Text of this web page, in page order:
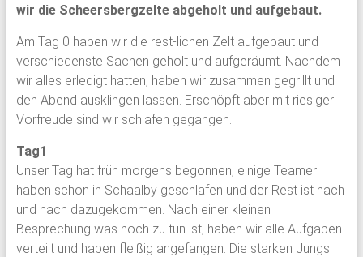
wir die Scheersbergzelte abgeholt und aufgebaut.
Am Tag 0 haben wir die rest-lichen Zelt aufgebaut und
verschiedenste Sachen geholt und aufgeräumt. Nachdem
wir alles erledigt hatten, haben wir zusammen gegrillt und
den Abend ausklingen lassen. Erschöpft aber mit riesiger
Vorfreude sind wir schlafen gegangen.
Tag1
Unser Tag hat früh morgens begonnen, einige Teamer
haben schon in Schaalby geschlafen und der Rest ist nach
und nach dazugekommen. Nach einer kleinen
Besprechung was noch zu tun ist, haben wir alle Aufgaben
verteilt und haben fleißig angefangen. Die starken Jungs